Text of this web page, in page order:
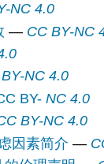
NC 4.0
— CC BY-NC
NC 4.0
活动 1-GlobalXplorer — CC BY- NC 4.0
BY-NC 4.0
因素简介 —